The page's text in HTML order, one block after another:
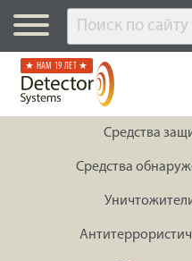
★ НАМ 19 ЛЕТ ★
Средства
Средства